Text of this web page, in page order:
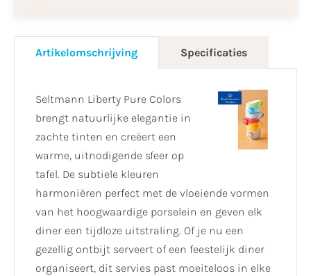
Artikelomschrijving Specificaties
Seltmann Liberty Pure Colors
brengt natuurlijke elegantie in
zachte tinten en creëert een
warme, uitnodigende sfeer op
tafel. De subtiele kleuren
harmoniëren perfect met de vloeiende vormen
van het hoogwaardige porselein en geven elk
diner een tijdloze uitstraling. Of je nu een
gezellig ontbijt serveert of een feestelijk diner
organiseert, dit servies past moeiteloos in elke